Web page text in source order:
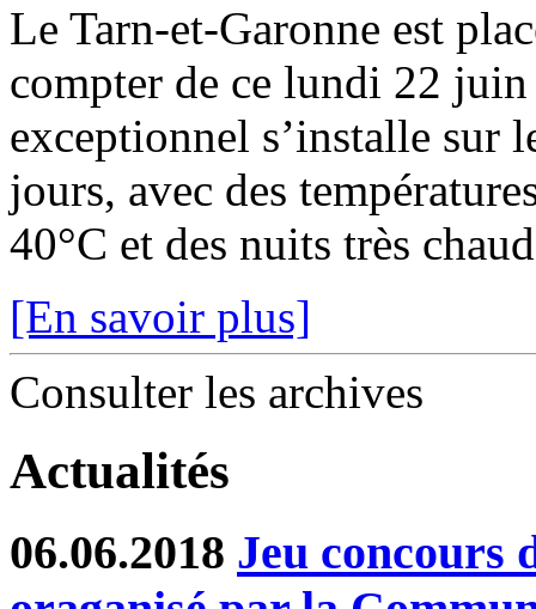
Le Tarn-et-Garonne est
compter de ce lundi 22
exceptionnel s’installe sur
jours, avec des
40°C et des nuits très
[En savoir plus]
Consulter les archives
Actualités
06.06.2018 Jeu concours